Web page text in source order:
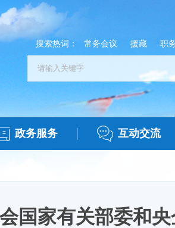
搜索热词： 常务会议 援藏 职
政务服务 互动交流
国家有关部委和